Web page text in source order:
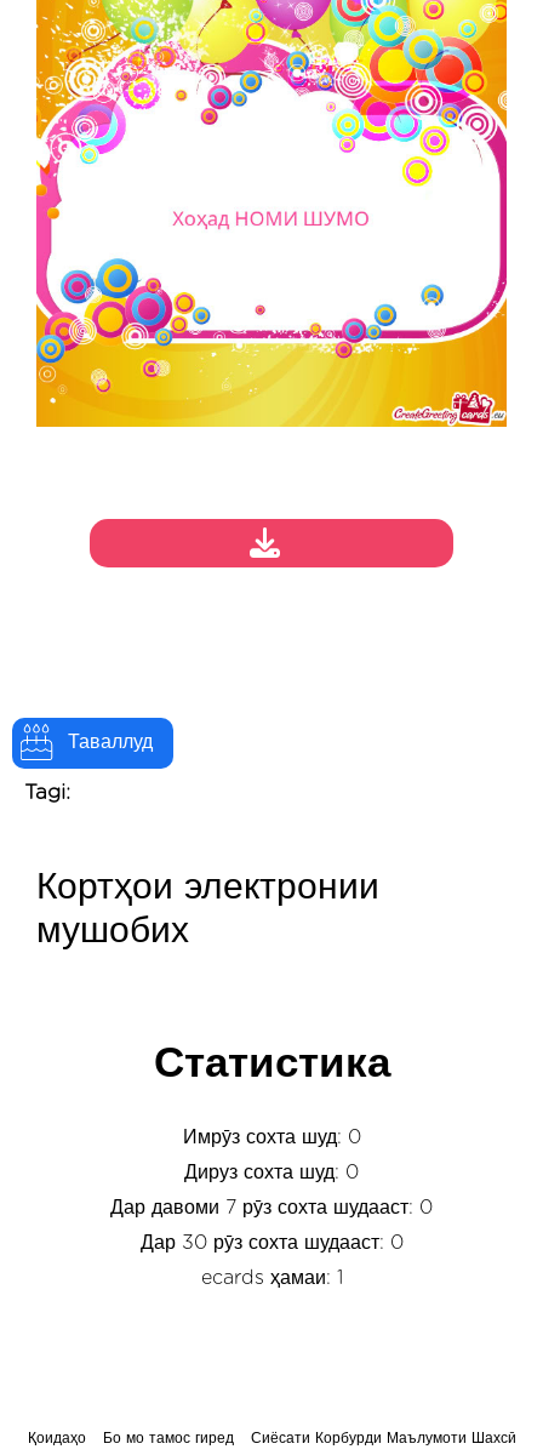
Таваллуд
Tagi:
Кортҳои электронии
мушобих
Статистика
Имрӯз сохта шуд: 0
Дируз сохта шуд: 0
Дар давоми 7 рӯз сохта шудааст: 0
Дар 30 рӯз сохта шудааст: 0
ecards ҳамаи: 1
Қоидаҳо Бо мо тамос гиред Сиёсати Корбурди Маълумоти Шахсӣ